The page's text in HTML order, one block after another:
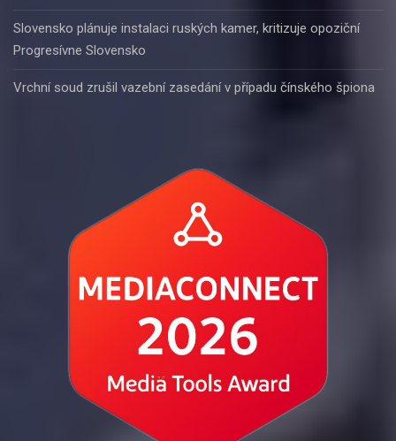
Slovensko plánuje instalaci ruských kamer, kritizuje opoziční
Progresívne Slovensko
Vrchní soud zrušil vazební zasedání v případu čínského špiona